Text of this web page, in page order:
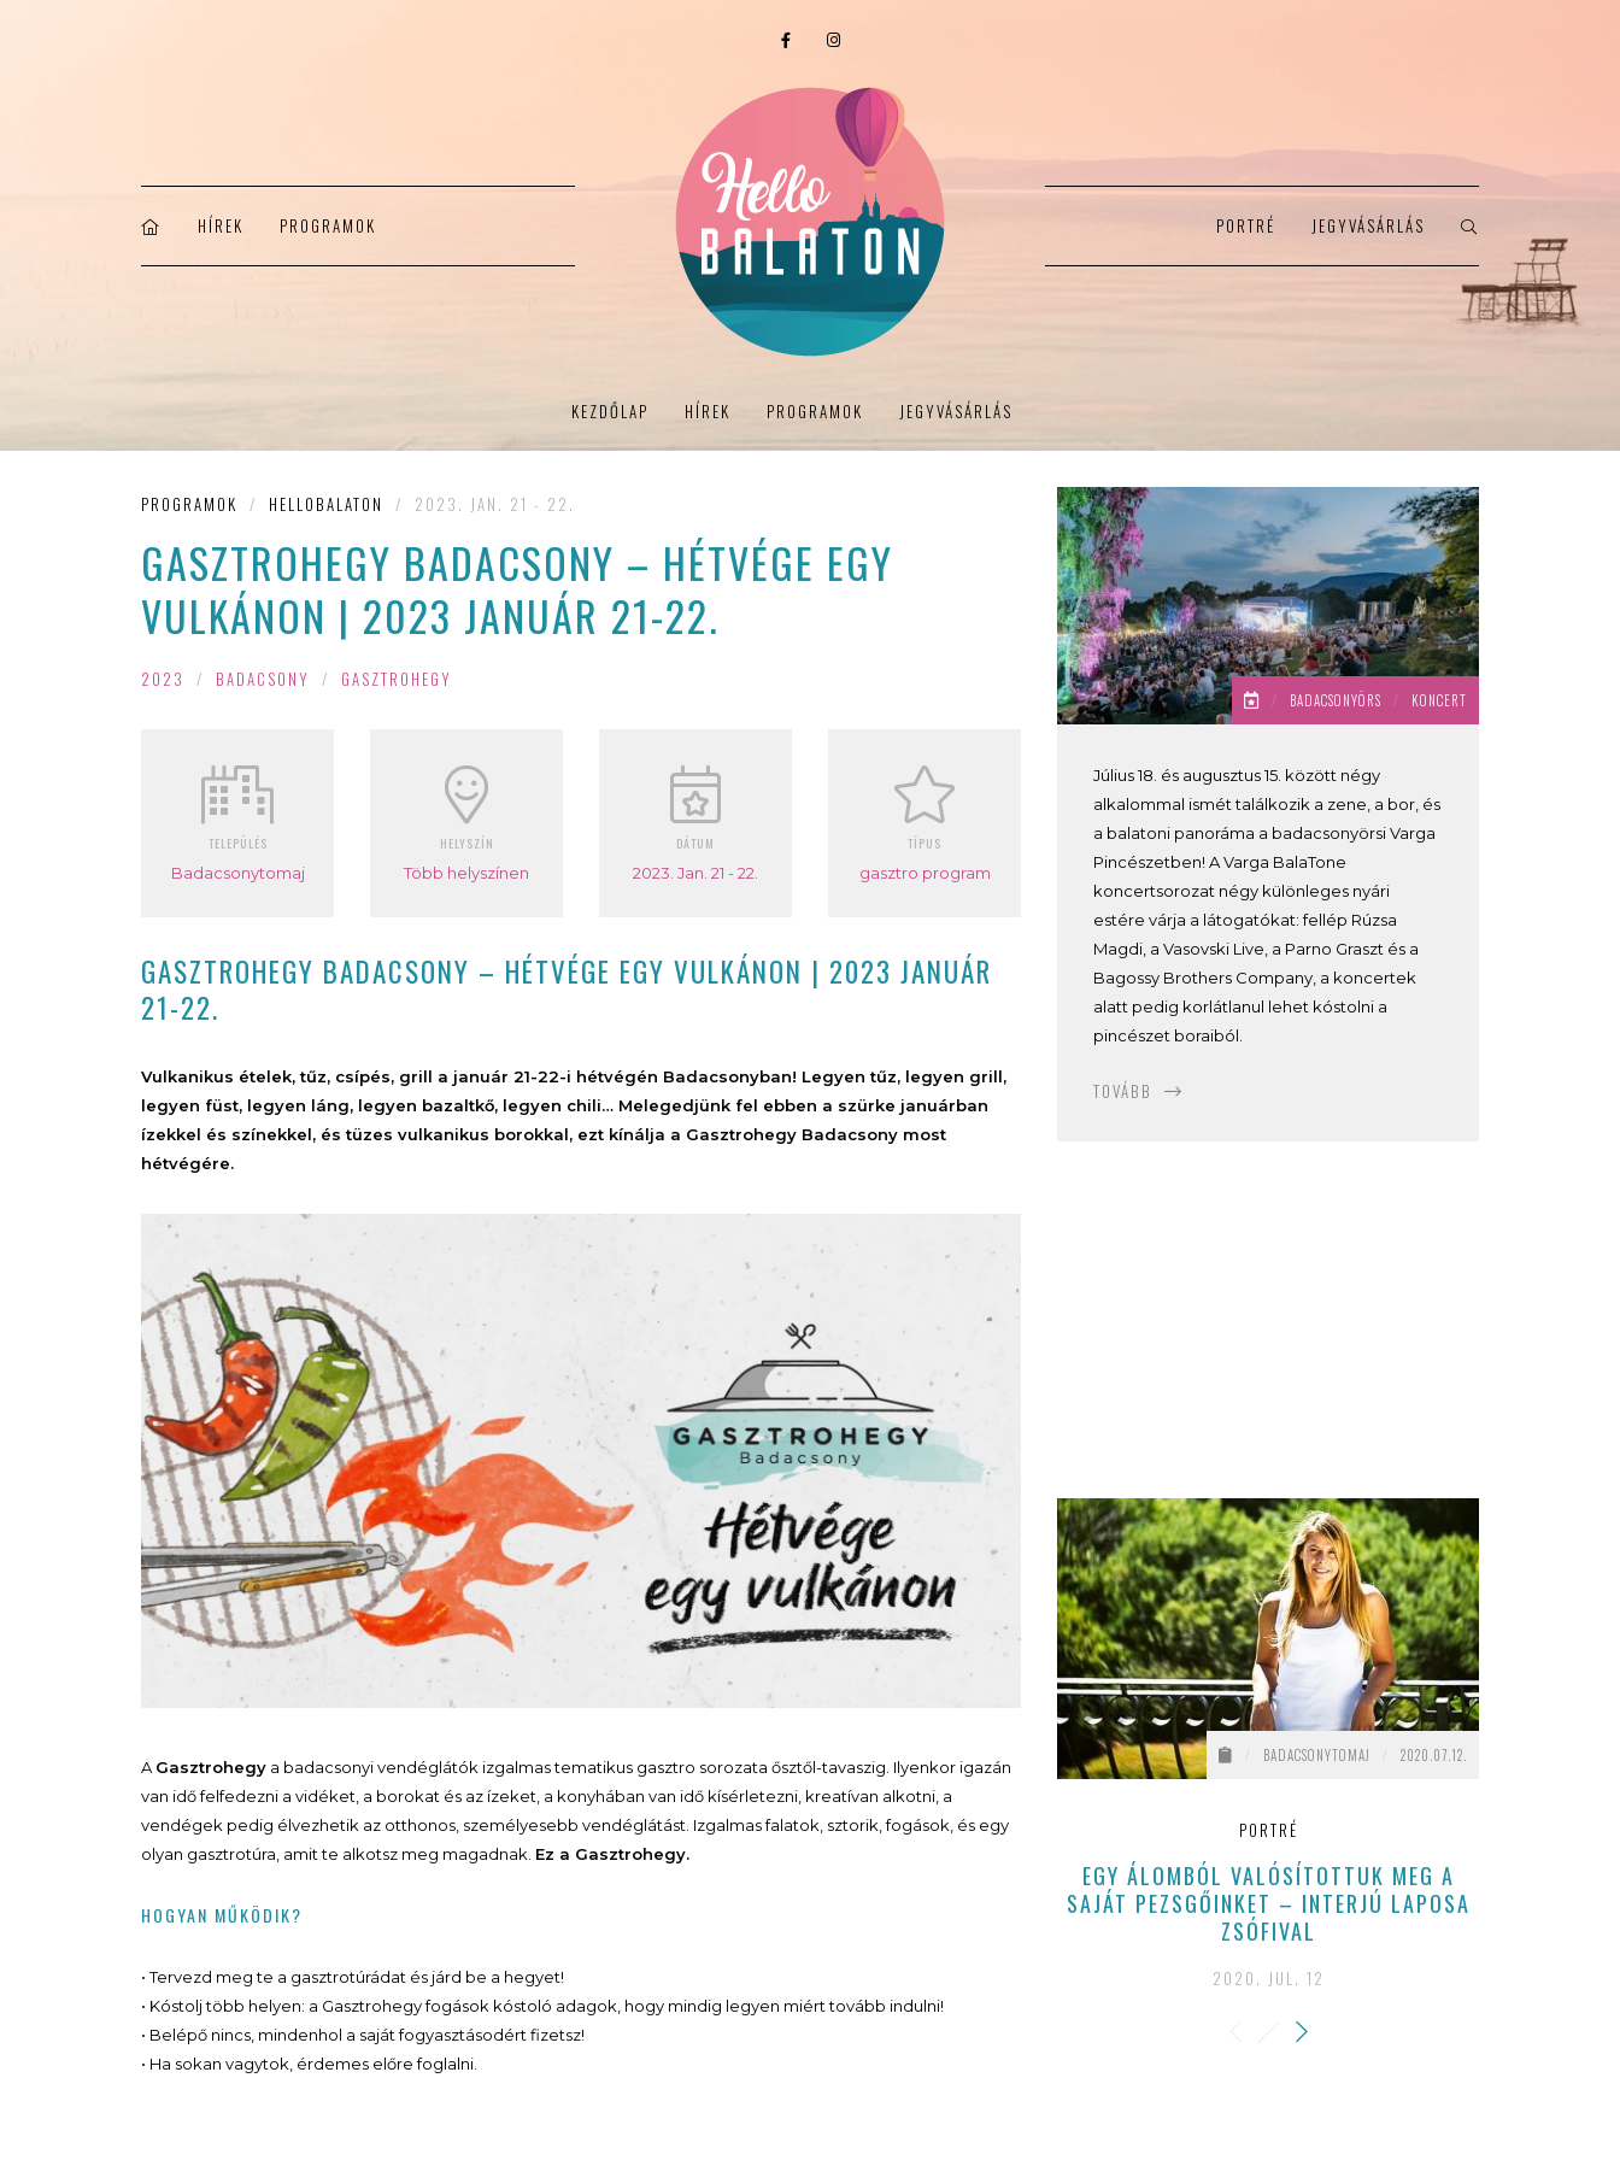
HÍREK PROGRAMOK PORTRÉ JEGYVÁSÁRLÁS
KEZDŐLAP HÍREK PROGRAMOK JEGYVÁSÁRLÁS
PROGRAMOK / HELLOBALATON / 2023. JAN. 21 - 22.
GASZTROHEGY BADACSONY – HÉTVÉGE EGY
VULKÁNON | 2023 JANUÁR 21-22.
2023 / BADACSONY / GASZTROHEGY
TELEPÜLÉS
Badacsonytomaj
HELYSZÍN
Több helyszínen
DÁTUM
2023. Jan. 21 - 22.
TÍPUS
gasztro program
GASZTROHEGY BADACSONY – HÉTVÉGE EGY VULKÁNON | 2023 JANUÁR
21-22.
Vulkanikus ételek, tűz, csípés, grill a január 21-22-i hétvégén Badacsonyban! Legyen tűz, legyen grill,
legyen füst, legyen láng, legyen bazaltkő, legyen chili… Melegedjünk fel ebben a szürke januárban
ízekkel és színekkel, és tüzes vulkanikus borokkal, ezt kínálja a Gasztrohegy Badacsony most
hétvégére.
A Gasztrohegy a badacsonyi vendéglátók izgalmas tematikus gasztro sorozata ősztől-tavaszig. Ilyenkor igazán
van idő felfedezni a vidéket, a borokat és az ízeket, a konyhában van idő kísérletezni, kreatívan alkotni, a
vendégek pedig élvezhetik az otthonos, személyesebb vendéglátást. Izgalmas falatok, sztorik, fogások, és egy
olyan gasztrotúra, amit te alkotsz meg magadnak. Ez a Gasztrohegy.
HOGYAN MŰKÖDIK?
• Tervezd meg te a gasztrotúrádat és járd be a hegyet!
• Kóstolj több helyen: a Gasztrohegy fogások kóstoló adagok, hogy mindig legyen miért tovább indulni!
• Belépő nincs, mindenhol a saját fogyasztásodért fizetsz!
• Ha sokan vagytok, érdemes előre foglalni.
/ BADACSONYÖRS / KONCERT
Július 18. és augusztus 15. között négy
alkalommal ismét találkozik a zene, a bor, és
a balatoni panoráma a badacsonyörsi Varga
Pincészetben! A Varga BalaTone
koncertsorozat négy különleges nyári
estére várja a látogatókat: fellép Rúzsa
Magdi, a Vasovski Live, a Parno Graszt és a
Bagossy Brothers Company, a koncertek
alatt pedig korlátlanul lehet kóstolni a
pincészet boraiból.
TOVÁBB
BADACSONYTOMAJ 2020.07.12.
PORTRÉ
EGY ÁLOMBÓL VALÓSÍTOTTUK MEG A
SAJÁT PEZSGŐINKET – INTERJÚ LAPOSA
ZSÓFIVAL
2020. JUL. 12